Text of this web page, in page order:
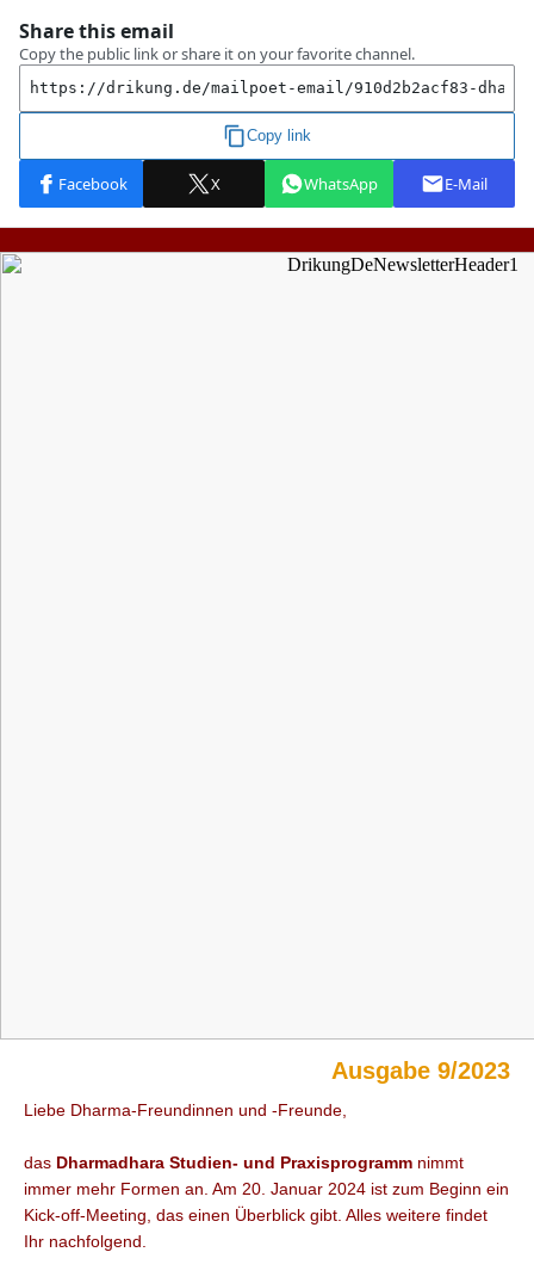
Ausgabe 9/2023
Liebe Dharma-Freundinnen und -Freunde,
das Dharmadhara Studien- und Praxisprogramm nimmt
immer mehr Formen an. Am 20. Januar 2024 ist zum Beginn ein
Kick-off-Meeting, das einen Überblick gibt. Alles weitere findet
Ihr nachfolgend.